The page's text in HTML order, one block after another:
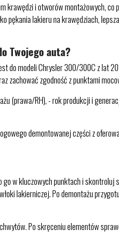
i otworów montażowych,
lakieru na krawędziach,
Twojego auta?
do modeli Chrysler 300/300C z lat
zachować zgodność z punktami
(prawa/RH), - rok produkcji i
demontowanej części z
w kluczowych punktach i
lakierniczej. Po demontażu
Po skręceniu elementów